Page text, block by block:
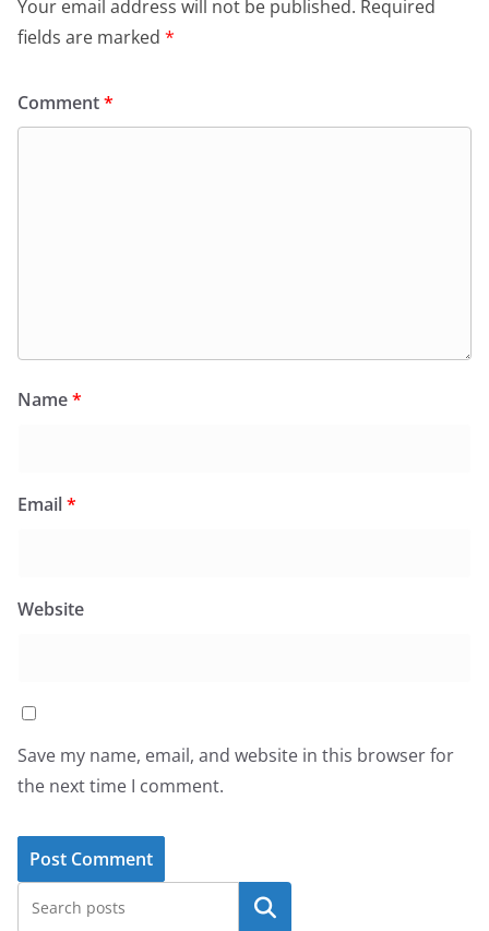
Your email address will not be published. Required
fields are marked *
Comment*
Name*
Email*
Website
Save my name, email, and website in this browser for
the next time I comment.
Search